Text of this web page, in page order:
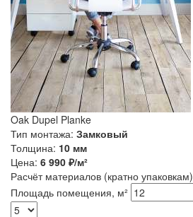
Oak Dupel Planke
Тип монтажа: Замковый
Толщина: 10 мм
Цена: 6 990 ₽/м²
Расчёт материалов (кратно упаковкам)
Площадь помещения, м²